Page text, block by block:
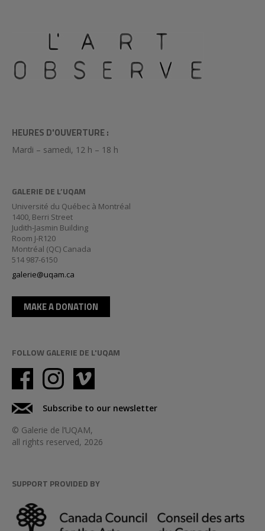
HEURES D'OUVERTURE :
Mardi – samedi, 12 h – 18 h
GALERIE DE L’UQAM
Université du Québec à Montréal
1400, Berri Street
Judith-Jasmin Building
Room J-R120
Montréal (QC) Canada
514 987-6150
galerie@uqam.ca
MAKE A DONATION
FOLLOW GALERIE DE L'UQAM
Subscribe to our newsletter
© Galerie de l’UQAM,
all rights reserved, 2026
SUPPORT PROVIDED BY